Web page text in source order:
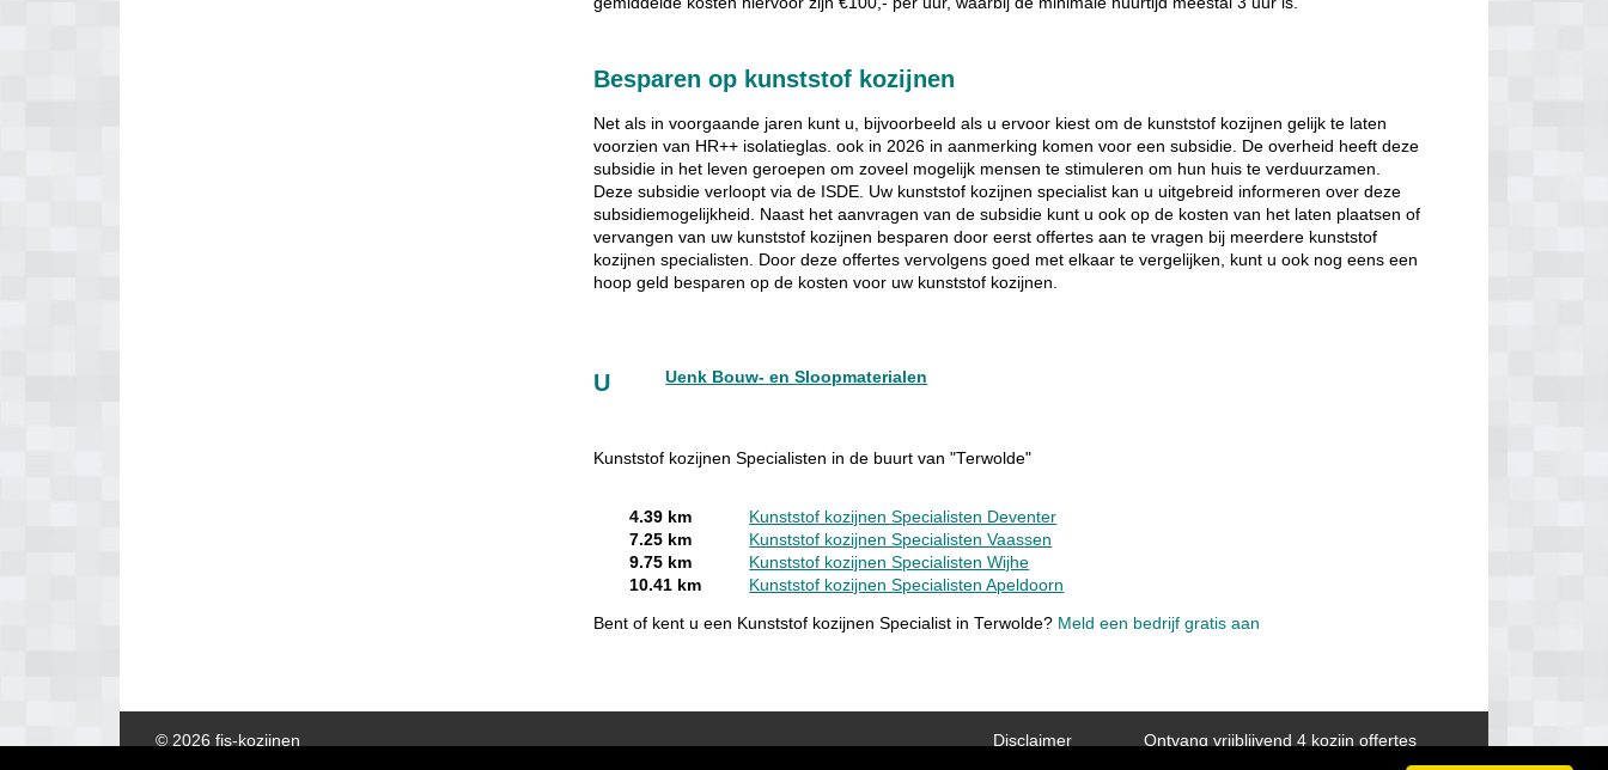
Besparen op kunststof kozijnen
Net als in voorgaande jaren kunt u, bijvoorbeeld als u ervoor kiest om de kunststof kozijnen gelijk te laten
voorzien van HR++ isolatieglas. ook in 2026 in aanmerking komen voor een subsidie. De overheid heeft deze
subsidie in het leven geroepen om zoveel mogelijk mensen te stimuleren om hun huis te verduurzamen.
Deze subsidie verloopt via de ISDE. Uw kunststof kozijnen specialist kan u uitgebreid informeren over deze
subsidiemogelijkheid. Naast het aanvragen van de subsidie kunt u ook op de kosten van het laten plaatsen of
vervangen van uw kunststof kozijnen besparen door eerst offertes aan te vragen bij meerdere kunststof
kozijnen specialisten. Door deze offertes vervolgens goed met elkaar te vergelijken, kunt u ook nog eens een
hoop geld besparen op de kosten voor uw kunststof kozijnen.
U Uenk Bouw- en Sloopmaterialen
Kunststof kozijnen Specialisten in de buurt van "Terwolde"
4.39 km
Kunststof kozijnen Specialisten Deventer
7.25 km
Kunststof kozijnen Specialisten Vaassen
9.75 km
Kunststof kozijnen Specialisten Wijhe
10.41 km
Kunststof kozijnen Specialisten Apeldoorn
Bent of kent u een Kunststof kozijnen Specialist in Terwolde? Meld een bedrijf gratis aan
Ontvang vrijblijvend 4 kozijn offertes
Disclaimer
© 2026 fis-kozijnen